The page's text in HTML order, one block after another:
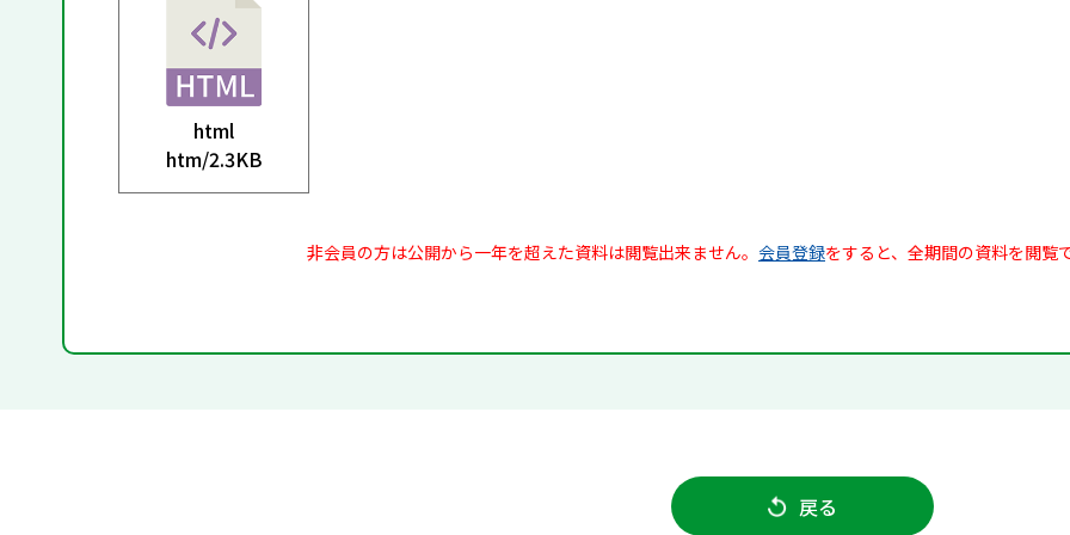
html
htm/2.3KB
非会員の方は公開から一年を超えた資料は閲覧出来ません。 会員登録をすると、全期間の資料を閲覧
戻る